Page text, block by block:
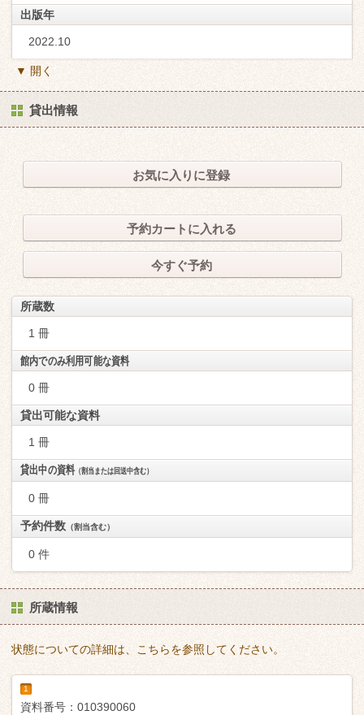
出版年
2022.10
▼ 開く
貸出情報
お気に入りに登録
予約カートに入れる
今すぐ予約
所蔵数
1 冊
館内でのみ利用可能な資料
0 冊
貸出可能な資料
1 冊
貸出中の資料（割当または回送中含む）
0 冊
予約件数 （割当含む）
0 件
所蔵情報
状態についての詳細は、こちらを参照してください。
1
資料番号： 010390060